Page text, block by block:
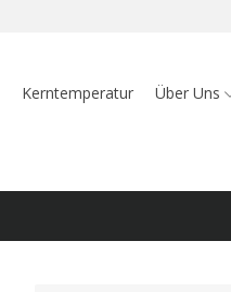
Kerntemperatur Über Uns